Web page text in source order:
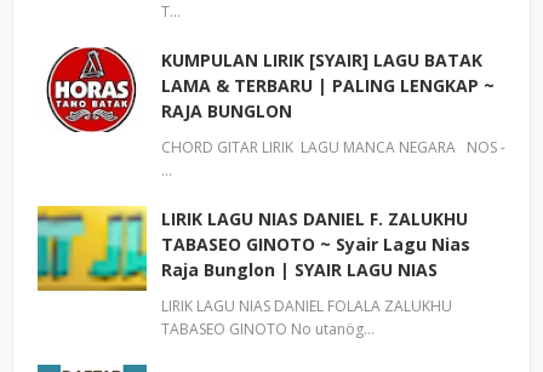
T…
KUMPULAN LIRIK [SYAIR] LAGU BATAK
LAMA & TERBARU | PALING LENGKAP ~
RAJA BUNGLON
CHORD GITAR LIRIK LAGU MANCA NEGARA NOS -
…
LIRIK LAGU NIAS DANIEL F. ZALUKHU
TABASEO GINOTO ~ Syair Lagu Nias
Raja Bunglon | SYAIR LAGU NIAS
LIRIK LAGU NIAS DANIEL FOLALA ZALUKHU
TABASEO GINOTO No utanög…